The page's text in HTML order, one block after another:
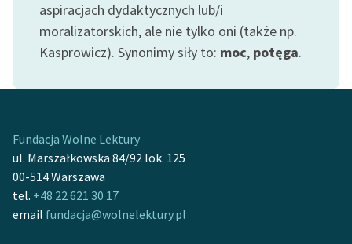
E-kolekcja lektur
szkolnych i literatury do
słuchania dla uczennic i
niepełnosprawnościami
Popularyzacja
skandynawskiej literatury
feministycznej
Ręce pełne poezji
aspiracjach dydaktycznych lub/i
moralizatorskich, ale nie tylko oni (także np.
Kasprowicz). Synonimy siły to: moc, potęga.
Fundacja Wolne Lektury
ul. Marszałkowska 84/92 lok. 125
00-514 Warszawa
tel. +48 22 621 30 17
email fundacja@wolnelektury.pl